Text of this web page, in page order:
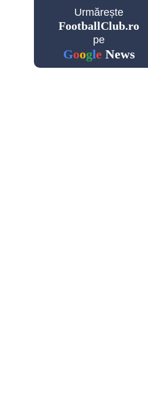
Urmărește
FootballClub.ro
pe
GoogleNews